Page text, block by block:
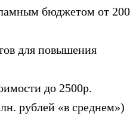
бюджетом от 200
для повышения
до 2500р.
рублей «в среднем»)